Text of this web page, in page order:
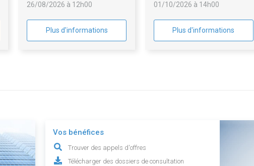
26/08/2026 à 12h00
Plus d'informations
01/10/2026 à 14h00
Plus d'informations
Vos bénéfices
Trouver des appels d'offres
Télécharger des dossiers de consultation